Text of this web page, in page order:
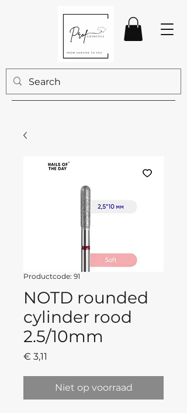
Productcode: 91
NOTD rounded
cylinder rood
2.5/10mm
€ 3,11
Niet op voorraad